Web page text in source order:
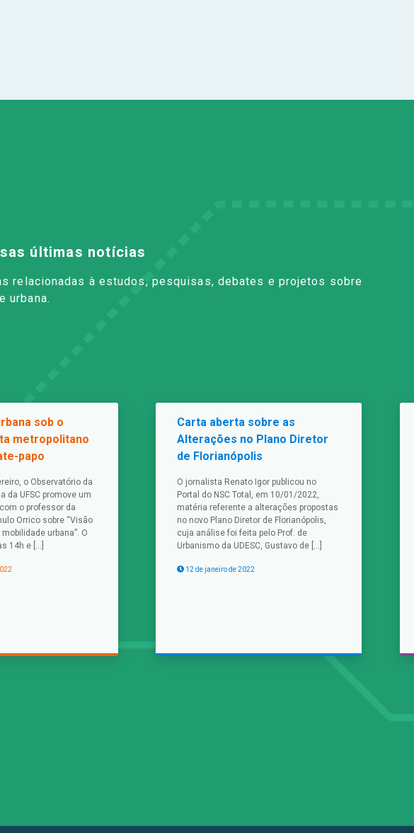
últimas notícias
relacionadas à estudos, pesquisas, debates e projetos sobre
urbana.
sob o
metropolitano
papo
o Observatório da
da UFSC promove um
o professor da
Orrico sobre “Visão
urbana”. O
14h e […]
Carta aberta sobre as
Alterações no Plano Diretor
de Florianópolis
O jornalista Renato Igor publicou no
Portal do NSC Total, em 10/01/2022,
matéria referente a alterações propostas
no novo Plano Diretor de Florianópolis,
cuja análise foi feita pelo Prof. de
Urbanismo da UDESC, Gustavo de […]
12 de janeiro de 2022